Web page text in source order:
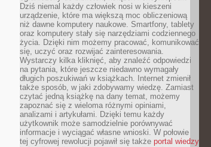
Dziś niemal każdy człowiek nosi w kieszeni
urządzenie, które ma większą moc obliczeniową
niż dawne komputery naukowe. Smartfony, tablety
oraz komputery stały się narzędziami codziennego
życia. Dzięki nim możemy pracować, komunikować
się, uczyć oraz rozwijać zainteresowania.
Wystarczy kilka kliknięć, aby znaleźć odpowiedzi
na pytania, które jeszcze niedawno wymagały
długich poszukiwań w książkach. Internet zmienił
także sposób, w jaki zdobywamy wiedzę. Zamiast
czytać jedną książkę na dany temat, możemy
zapoznać się z wieloma różnymi opiniami,
analizami i artykułami. Dzięki temu każdy
użytkownik może samodzielnie porównywać
informacje i wyciągać własne wnioski. W połowie
tej cyfrowej rewolucji pojawił się także portal wiedzy